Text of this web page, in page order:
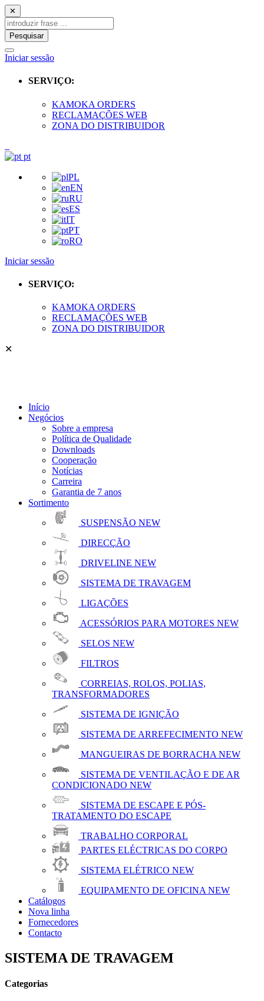
✕
Pesquisar
Iniciar sessão
SERVIÇO:
KAMOKA ORDERS
RECLAMAÇÕES WEB
ZONA DO DISTRIBUIDOR
pt
PL
EN
RU
ES
IT
PT
RO
Iniciar sessão
SERVIÇO:
KAMOKA ORDERS
RECLAMAÇÕES WEB
ZONA DO DISTRIBUIDOR
✕
Início
Negócios
Sobre a empresa
Política de Qualidade
Downloads
Cooperação
Notícias
Carreira
Garantia de 7 anos
Sortimento
SUSPENSÃO NEW
DIRECÇÃO
DRIVELINE NEW
SISTEMA DE TRAVAGEM
LIGAÇÕES
ACESSÓRIOS PARA MOTORES NEW
SELOS NEW
FILTROS
CORREIAS, ROLOS, POLIAS,
TRANSFORMADORES
SISTEMA DE IGNIÇÃO
SISTEMA DE ARREFECIMENTO NEW
MANGUEIRAS DE BORRACHA NEW
SISTEMA DE VENTILAÇÃO E DE AR
CONDICIONADO NEW
SISTEMA DE ESCAPE E PÓS-
TRATAMENTO DO ESCAPE
TRABALHO CORPORAL
PARTES ELÉCTRICAS DO CORPO
SISTEMA ELÉTRICO NEW
EQUIPAMENTO DE OFICINA NEW
Catálogos
Nova linha
Fornecedores
Contacto
SISTEMA DE TRAVAGEM
Categorias